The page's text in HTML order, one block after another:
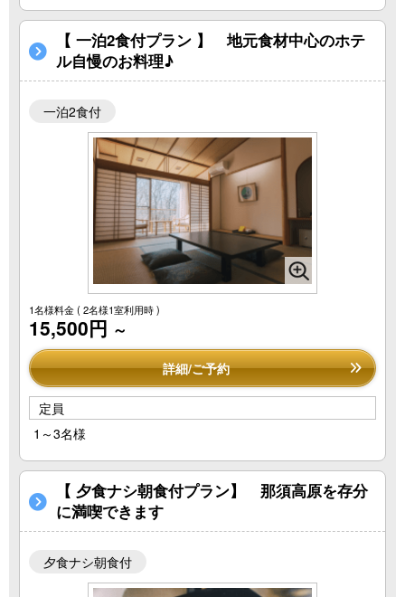
【 一泊2食付プラン 】 地元食材中心のホテ
ル自慢のお料理♪
一泊2食付
1名様料金( 2名様1室利用時 )
15,500円 ～
詳細/ご予約
定員
1～3名様
【 夕食ナシ朝食付プラン】 那須高原を存分
に満喫できます
夕食ナシ朝食付